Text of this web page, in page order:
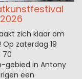
zich klaar om
zaterdag 19
70
gebied in Antony
een